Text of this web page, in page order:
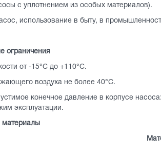
с уплотнением из особых материалов).
использование в быту, в
ограничения
от -15°C до +110°C.
воздуха не более 40°C.
конечное давление в корпусе
эксплуатации.
материалы